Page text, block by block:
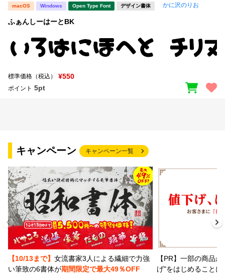
macOS Windows Open Type Font デザイン書体 かに沢のりお
ふぁんしーはーとBK
標準価格（税込） ¥550
ポイント 5pt
キャンペーン キャンペーン一覧
【10/13まで】 女流書家3人による繊細で力強
い筆致の6書体が期間限定で最大49％OFF
【PR】一部の商品
げ"をはじめること